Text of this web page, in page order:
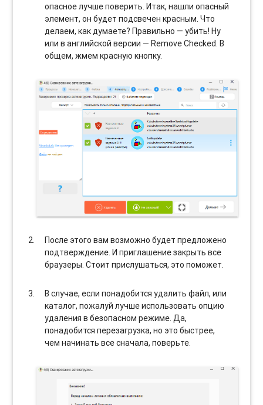
опасное лучше поверить. Итак, нашли опасный
элемент, он будет подсвечен красным. Что
делаем, как думаете? Правильно — убить! Ну
или в английской версии — Remove Checked. В
общем, жмем красную кнопку.
После этого вам возможно будет предложено
подтверждение. И приглашение закрыть все
браузеры. Стоит прислушаться, это поможет.
В случае, если понадобится удалить файл, или
каталог, пожалуй лучше использовать опцию
удаления в безопасном режиме. Да,
понадобится перезагрузка, но это быстрее,
чем начинать все сначала, поверьте.